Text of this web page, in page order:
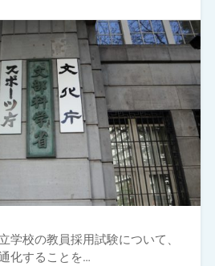
校の教員採用試験について、
化することを…